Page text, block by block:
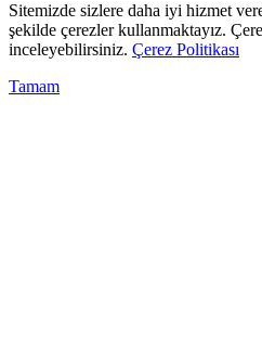
Sitemizde sizlere daha iyi hizmet
şekilde çerezler kullanmaktayız.
inceleyebilirsiniz. Çerez Politikası
Tamam